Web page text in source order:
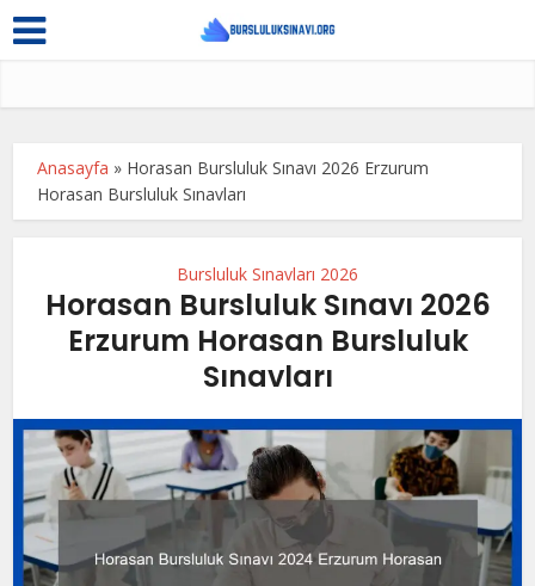
Anasayfa » Horasan Bursluluk Sınavı 2026 Erzurum
Horasan Bursluluk Sınavları
Bursluluk Sınavları 2026
Horasan Bursluluk Sınavı 2026
Erzurum Horasan Bursluluk
Sınavları